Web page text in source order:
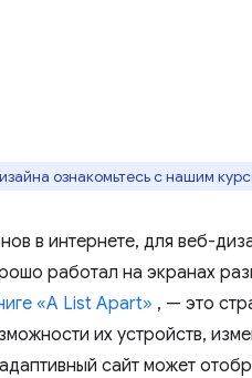
ознакомьтесь с нашим
в интернете, для веб-
работал на экранах
«A List Apart» , — это
их устройств,
сайт может